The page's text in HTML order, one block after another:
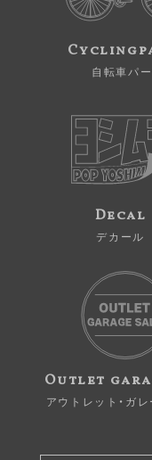
自転車パ
Decal
デカール
Outlet
アウトレット・ガ